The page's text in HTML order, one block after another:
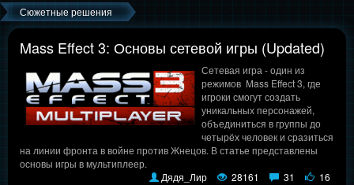
Сюжетные решения
Mass Effect 3: Основы сетевой игры (Updated)
Сетевая игра - один из
режимов Mass Effect 3, где
игроки смогут создать
уникальных персонажей,
объединиться в группы до
четырёх человек и сразиться
на линии фронта в войне против Жнецов. В статье представлены
основы игры в мультиплеер.
Дядя_Лир
28161 31 16